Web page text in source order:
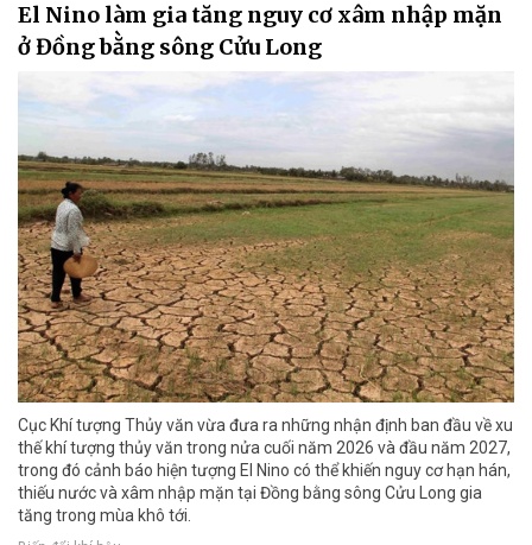
El Nino làm gia tăng nguy cơ xâm nhập mặn
ở Đồng bằng sông Cửu Long
Cục Khí tượng Thủy văn vừa đưa ra những nhận định ban đầu về xu
thế khí tượng thủy văn trong nửa cuối năm 2026 và đầu năm 2027,
trong đó cảnh báo hiện tượng El Nino có thể khiến nguy cơ hạn hán,
thiếu nước và xâm nhập mặn tại Đồng bằng sông Cửu Long gia
tăng trong mùa khô tới.